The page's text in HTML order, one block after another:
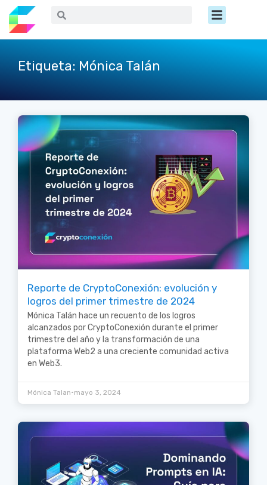
contenido
Buscar Menú
Etiqueta: Mónica Talán
Reporte de CryptoConexión: evolución y
logros del primer trimestre de 2024
Mónica Talán hace un recuento de los logros
alcanzados por CryptoConexión durante el primer
trimestre del año y la transformación de una
plataforma Web2 a una creciente comunidad activa
en Web3.
Mónica Talan•mayo 3, 2024